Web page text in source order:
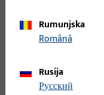
Rumunjska
Română
Rusija
русский